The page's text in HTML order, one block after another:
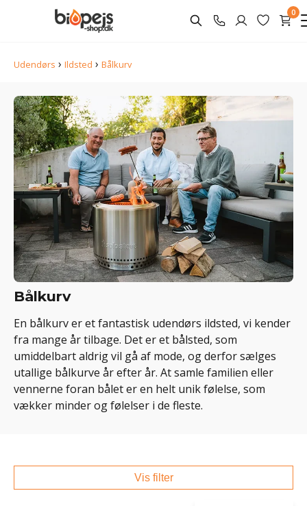
0
Udendørs › Ildsted › Bålkurv
Bålkurv
En bålkurv er et fantastisk udendørs ildsted, vi kender
fra mange år tilbage. Det er et bålsted, som
umiddelbart aldrig vil gå af mode, og derfor sælges
utallige bålkurve år efter år. At samle familien eller
vennerne foran bålet er en helt unik følelse, som
vækker minder og følelser i de fleste.
Vis filter